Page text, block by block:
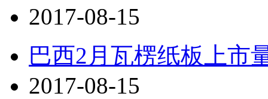
2017-08-15
巴西2月瓦楞纸板上市
2017-08-15